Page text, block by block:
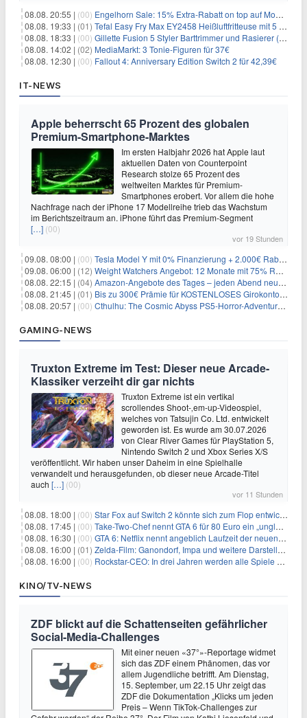
08.08. 20:55 | (00) Engelhorn Sale: 15% Extra-Rabatt on top auf Mode- und Sport-Artikel
08.08. 19:33 | (01) Tefal Easy Fry Max EY2458 Heißluftfritteuse mit 5 Litern für 64,99€
08.08. 18:33 | (00) Gillette Fusion 5 Styler Barttrimmer und Rasierer (All in One) für 16€
08.08. 14:02 | (02) MediaMarkt: 3 Tonie-Figuren für 37€
08.08. 12:30 | (00) Fallout 4: Anniversary Edition Switch 2 für 42,39€
IT-NEWS
Apple beherrscht 65 Prozent des globalen
Premium-Smartphone-Marktes
Im ersten Halbjahr 2026 hat Apple laut
aktuellen Daten von Counterpoint
Research stolze 65 Prozent des
weltweiten Marktes für Premium-
Smartphones erobert. Vor allem die hohe
Nachfrage nach der iPhone 17 Modellreihe trieb das Wachstum
im Berichtszeitraum an. iPhone führt das Premium-Segment
[…] (00)
vor 19 Stunden
09.08. 08:00 | (00) Tesla Model Y mit 0% Finanzierung + 2.000€ Rabatt für 38.970€
09.08. 06:00 | (12) Weight Watchers Angebot: 12 Monate mit 75% Rabatt ab 6,25€/Monat
08.08. 22:15 | (04) Amazon-Angebote des Tages – jeden Abend neue Deals zum Stöbern
08.08. 21:45 | (01) Bis zu 300€ Prämie für KOSTENLOSES Girokonto bei der Santander – 50€ schon nach 1 Woche!
08.08. 20:57 | (00) Cthulhu: The Cosmic Abyss PS5-Horror-Adventure für 27,99€
GAMING-NEWS
Truxton Extreme im Test: Dieser neue Arcade-
Klassiker verzeiht dir gar nichts
Truxton Extreme ist ein vertikal
scrollendes Shoot-‚em-up-Videospiel,
welches von Tatsujin Co. Ltd. entwickelt
geworden ist. Es wurde am 30.07.2026
von Clear River Games für PlayStation 5,
Nintendo Switch 2 und Xbox Series X/S
veröffentlicht. Wir haben unser Daheim in eine Spielhalle
verwandelt und herausgefunden, ob dieser neue Arcade-Titel
auch […] (00)
vor 11 Stunden
08.08. 18:00 | (00) Star Fox auf Switch 2 könnte sich zum Flop entwickeln
08.08. 17:45 | (00) Take-Two-Chef nennt GTA 6 für 80 Euro ein „unglaubliches Schnäppchen“
08.08. 16:30 | (00) GTA 6: Netflix nennt angeblich Laufzeit der neuen Gameplay-Präsentation
08.08. 16:00 | (01) Zelda-Film: Ganondorf, Impa und weitere Darsteller sollen feststehen
08.08. 16:00 | (00) Rockstar-CEO: In drei Jahren werden alle Spiele gestreamt
KINO/TV-NEWS
ZDF blickt auf die Schattenseiten gefährlicher
Social-Media-Challenges
Mit einer neuen «37°»-Reportage widmet
sich das ZDF einem Phänomen, das vor
allem Jugendliche betrifft. Am Dienstag,
15. September, um 22.15 Uhr zeigt das
ZDF die Dokumentation „Klicks um jeden
Preis – Wenn TikTok-Challenges zur